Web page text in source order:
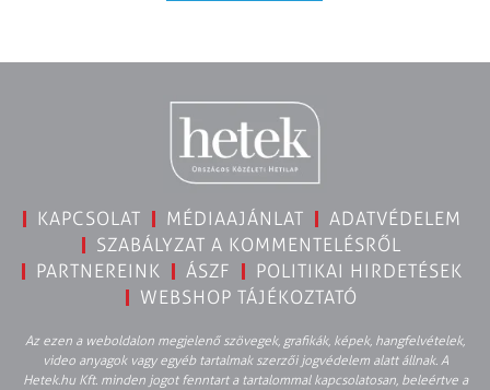
KAPCSOLAT MÉDIAAJÁNLAT
ADATVÉDELEM
SZABÁLYZAT A KOMMENTELÉSRŐL
PARTNEREINK
ÁSZF
POLITIKAI HIRDETÉSEK
WEBSHOP TÁJÉKOZTATÓ
Az ezen a weboldalon megjelenő szövegek, grafikák, képek, hangfelvételek,
video anyagok vagy egyéb tartalmak szerzői jogvédelem alatt állnak. A
Hetek.hu Kft. minden jogot fenntart a tartalommal kapcsolatosan, beleértve a